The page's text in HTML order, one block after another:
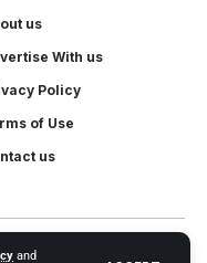
and
us
With us
Policy
of Use
us
Created by and